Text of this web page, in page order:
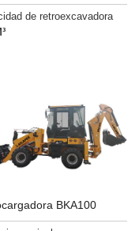
de retroexcavadora
BKA100